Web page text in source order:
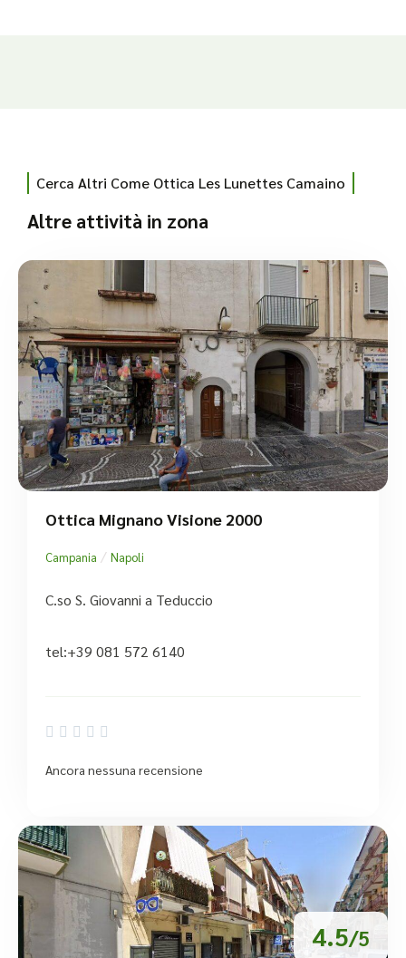
Cerca Altri Come Ottica Les Lunettes Camaino
Altre attività in zona
Ottica Mignano Visione 2000
Campania / Napoli
C.so S. Giovanni a Teduccio
tel:+39 081 572 6140
    
Ancora nessuna recensione
4.5/5